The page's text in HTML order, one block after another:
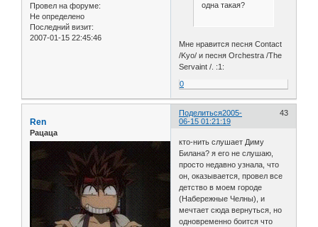
Провел на форуме:
Не определено
Последний визит:
2007-01-15 22:45:46
одна такая?
Мне нравится песня Contact
/Kyo/ и песня Orchestra /The
Servaint /. :1:
0
Поделиться 43
2005-
06-15 01:21:19
Ren
Рацаца
кто-нить слушает Диму
Билана? я его не слушаю,
просто недавно узнала, что
он, оказывается, провел все
детство в моем городе
(Набережные Челны), и
мечтает сюда вернуться, но
одновременно боится что